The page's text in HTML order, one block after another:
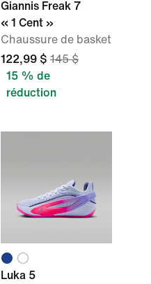
Giannis Freak 7
« 1 Cent »
Chaussure de basket
122,99 $ 145 $
15 % de
réduction
Luka 5